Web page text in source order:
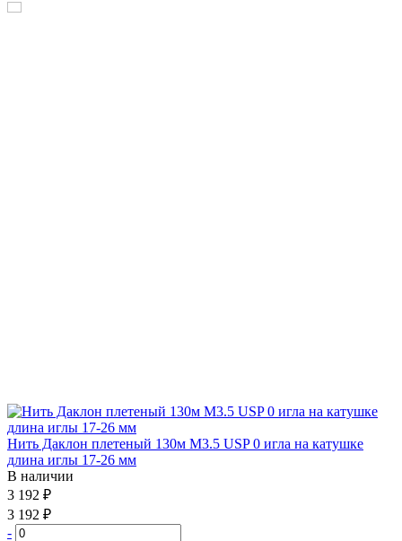
Нить Даклон плетеный 130м М3.5 USP 0 игла на катушке
длина иглы 17-26 мм
В наличии
3 192 ₽
3 192 ₽
-